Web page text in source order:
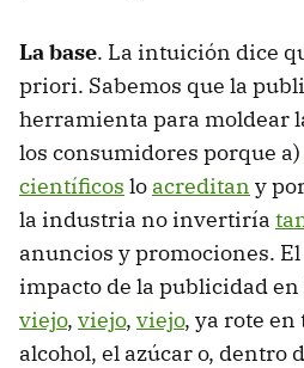
La base. La intuición dice
priori. Sabemos que la
herramienta para moldear
los consumidores porque a)
científicos lo acreditan y
la industria no invertiría
anuncios y promociones.
impacto de la publicidad
viejo, viejo, viejo, ya rote en
alcohol, el azúcar o, dentro